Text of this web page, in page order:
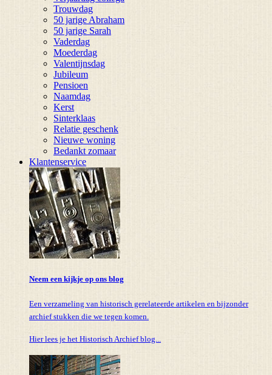
Trouwdag
50 jarige Abraham
50 jarige Sarah
Vaderdag
Moederdag
Valentijnsdag
Jubileum
Pensioen
Naamdag
Kerst
Sinterklaas
Relatie geschenk
Nieuwe woning
Bedankt zomaar
Klantenservice
Neem een kijkje op ons blog
Een verzameling van historisch gerelateerde artikelen en bijzonder
archief stukken die we tegen komen.
Hier lees je het Historisch Archief blog...